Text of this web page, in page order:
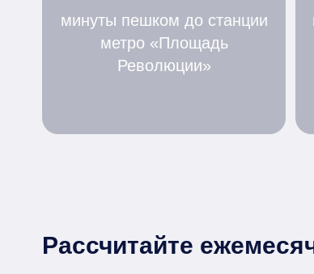
минуты пешком до станции
метро «Площадь
Революции»
Рассчитайте